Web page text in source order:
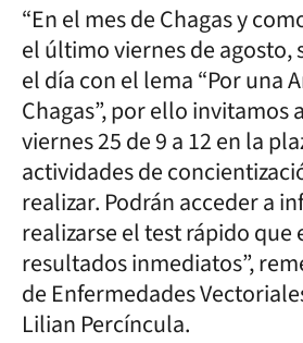
“En el mes de Chagas y
el último viernes de agosto,
el día con el lema “Por una
Chagas”, por ello invitamos
viernes 25 de 9 a 12 en la
actividades de
realizar. Podrán acceder a
realizarse el test rápido que
resultados inmediatos”,
de Enfermedades
Lilian Percíncula.